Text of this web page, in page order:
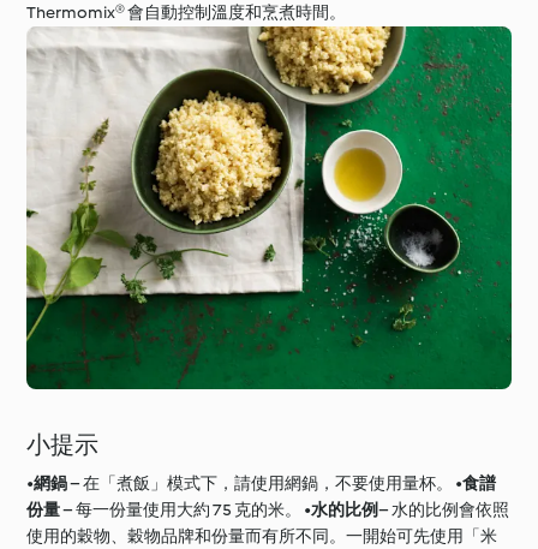
Thermomix® 會自動控制溫度和烹煮時間。
小提示
•網鍋– 在「煮飯」模式下，請使用網鍋，不要使用量杯。 •食譜
份量– 每一份量使用大約 75 克的米。 •水的比例– 水的比例會依照
使用的穀物、穀物品牌和份量而有所不同。一開始可先使用「米